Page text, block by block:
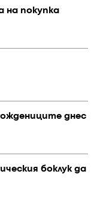
на покупка
днес
боклук да